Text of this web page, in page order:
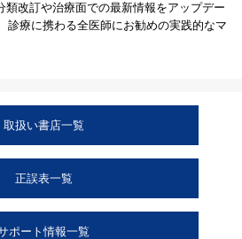
類改訂や治療面での最新情報をアップデー
診療に携わる全医師にお勧めの実践的なマ
取扱い書店一覧
正誤表一覧
ポート情報一覧